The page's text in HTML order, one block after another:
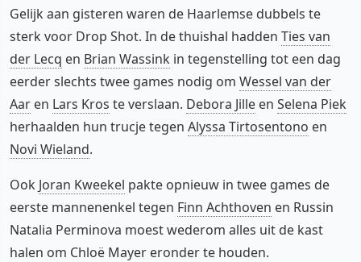
Gelijk aan gisteren waren de Haarlemse dubbels te
sterk voor Drop Shot. In de thuishal hadden Ties van
der Lecq en Brian Wassink in tegenstelling tot een dag
eerder slechts twee games nodig om Wessel van der
Aar en Lars Kros te verslaan. Debora Jille en Selena Piek
herhaalden hun trucje tegen Alyssa Tirtosentono en
Novi Wieland.
Ook Joran Kweekel pakte opnieuw in twee games de
eerste mannenenkel tegen Finn Achthoven en Russin
Natalia Perminova moest wederom alles uit de kast
halen om Chloë Mayer eronder te houden.